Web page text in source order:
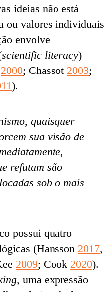
ideias não está
ou valores individuais
envolve
scientific literacy)
2000; Chassot 2003;
).
quaisquer
sua visão de
refutam são
sob o mais
possui quatro
(Hansson 2017,
2009; Cook 2020).
, uma expressão